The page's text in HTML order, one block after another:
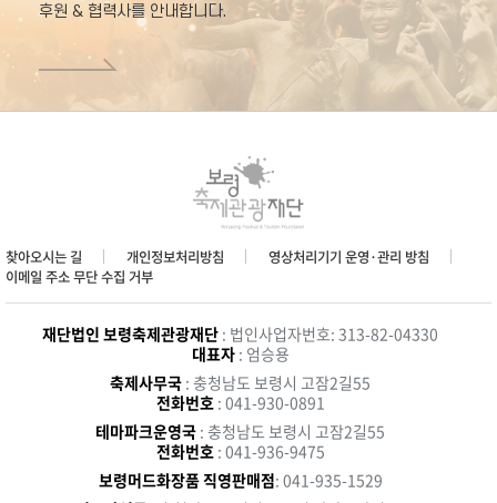
후원 & 협력사를 안내합니다.
찾아오시는 길 개인정보처리방침
영상처리기기 운영·관리 방침
이메일 주소 무단 수집 거부
재단법인 보령축제관광재단 : 법인사업자번호: 313-82-04330
대표자: 엄승용
축제사무국 : 충청남도 보령시 고잠2길55
전화번호 : 041-930-0891
테마파크운영국 : 충청남도 보령시 고잠2길55
전화번호 : 041-936-9475
보령머드화장품 직영판매점: 041-935-1529